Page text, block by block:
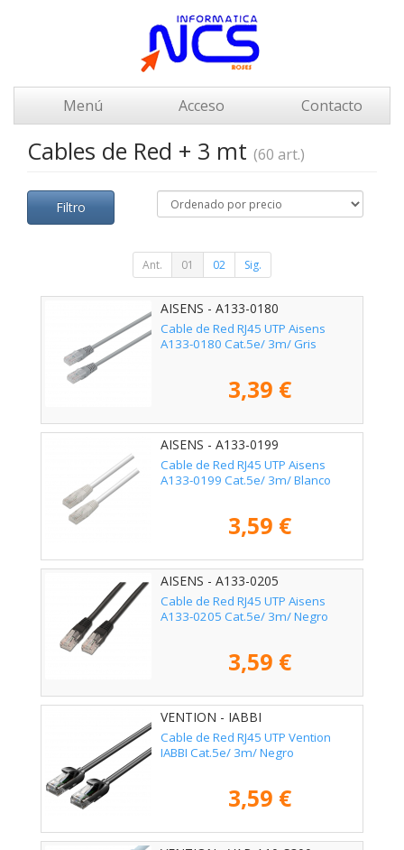
Menú Acceso Contacto
Cables de Red + 3 mt (60 art.)
Filtro
Ant. 01 02 Sig.
AISENS - A133-0180
Cable de Red RJ45 UTP Aisens
A133-0180 Cat.5e/ 3m/ Gris
3,39 €
AISENS - A133-0199
Cable de Red RJ45 UTP Aisens
A133-0199 Cat.5e/ 3m/ Blanco
3,59 €
AISENS - A133-0205
Cable de Red RJ45 UTP Aisens
A133-0205 Cat.5e/ 3m/ Negro
3,59 €
VENTION - IABBI
Cable de Red RJ45 UTP Vention
IABBI Cat.5e/ 3m/ Negro
3,59 €